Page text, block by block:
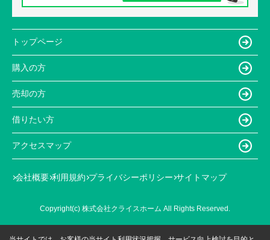
トップページ
購入の方
売却の方
借りたい方
アクセスマップ
会社概要 利用規約 プライバシーポリシー サイトマップ
Copyright(c) 株式会社クライスホーム All Rights Reserved.